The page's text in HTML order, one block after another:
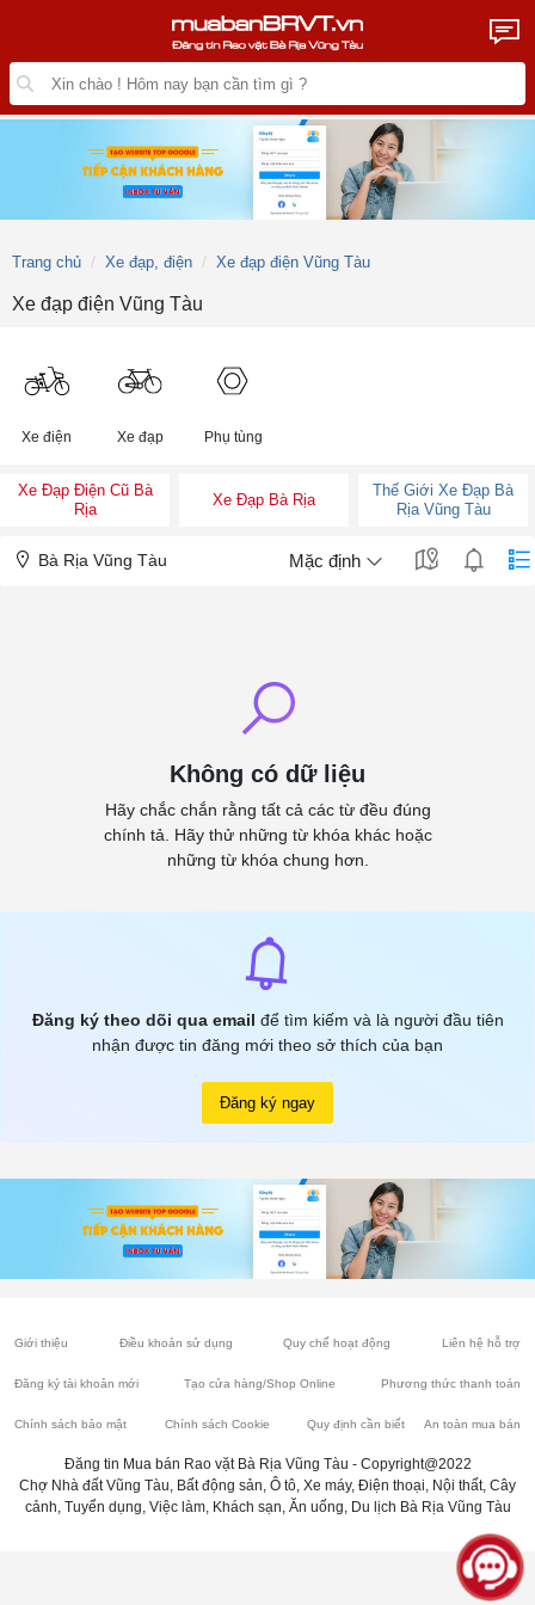
Trang chủ Xe đạp, điện Xe đạp điện Vũng Tàu
Xe đạp điện Vũng Tàu
Xe điện Xe đạp Phụ tùng
Xe Đạp Điện Cũ Bà
Rịa
Xe Đạp Bà Rịa
Thế Giới Xe Đạp Bà
Rịa Vũng Tàu
Bà Rịa Vũng Tàu Mặc định
Không có dữ liệu
Hãy chắc chắn rằng tất cả các từ đều đúng
chính tả. Hãy thử những từ khóa khác hoặc
những từ khóa chung hơn.
Đăng ký theo dõi qua email để tìm kiếm và là người đầu tiên
nhận được tin đăng mới theo sở thích của bạn
Đăng ký ngay
Giới thiệu Điều khoản sử dụng Quy chế hoạt động Liên hệ hỗ trợ
Đăng ký tài khoản mới Tạo cửa hàng/Shop Online Phương thức thanh toán
Chính sách bảo mật Chính sách Cookie Quy định cần biết An toàn mua bán
Đăng tin Mua bán Rao vặt Bà Rịa Vũng Tàu - Copyright@2022
Chợ Nhà đất Vũng Tàu, Bất động sản, Ô tô, Xe máy, Điện thoại, Nội thất, Cây
cảnh, Tuyển dụng, Việc làm, Khách sạn, Ăn uống, Du lịch Bà Rịa Vũng Tàu